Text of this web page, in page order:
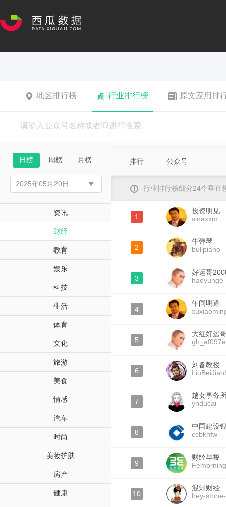
地区排行榜 行业排行榜 原文应用排
日榜 周榜 月榜
资讯
财经
教育
娱乐
科技
生活
体育
文化
旅游
美食
情感
汽车
时尚
美妆护肤
房产
健康
排行 公众号
行业排行榜细分24个垂直
1
投资明见
sinaxxm
2
牛弹琴
bullpiano
3
好运哥
4
午间明道
5
大红好运
6
刘备教授
7
越女事务
ynducai
8
中国建设
ccbkhfw
9
财经早餐
Femorning
10
混知财经
hey-